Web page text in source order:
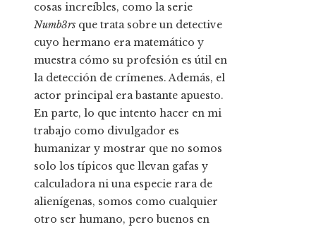
cosas increíbles, como la serie
Numb3rs que trata sobre un detective
cuyo hermano era matemático y
muestra cómo su profesión es útil en
la detección de crímenes. Además, el
actor principal era bastante apuesto.
En parte, lo que intento hacer en mi
trabajo como divulgador es
humanizar y mostrar que no somos
solo los típicos que llevan gafas y
calculadora ni una especie rara de
alienígenas, somos como cualquier
otro ser humano, pero buenos en